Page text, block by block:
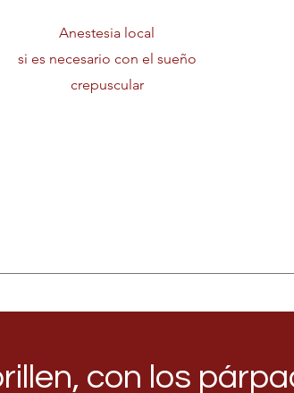
Anestesia local
si es necesario con el sueño
crepuscular
con los